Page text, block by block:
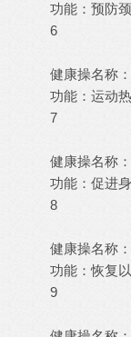
功能：预防
6
健康操名称
功能：运动
7
健康操名称
功能：促进
8
健康操名称
功能：恢复
9